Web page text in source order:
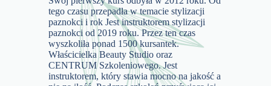
tego czasu przepadła w temacie stylizacji
paznokci i rok Jest instruktorem stylizacji
paznokci od 2019 roku. Przez ten czas
wyszkoliła ponad 1500 kursantek.
Właścicielka Beauty Studio oraz
CENTRUM Szkoleniowego. Jest
instruktorem, który stawia mocno na jakość a